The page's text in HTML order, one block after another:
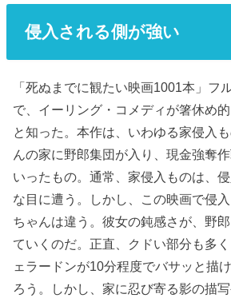
侵入される側が強い
「死ぬまでに観たい映画1001本」フ
で、イーリング・コメディが箸休め
と知った。本作は、いわゆる家侵入
んの家に野郎集団が入り、現金強奪
いったもの。通常、家侵入ものは、
な目に遭う。しかし、この映画で侵
ちゃんは違う。彼女の鈍感さが、野
ていくのだ。正直、クドい部分も多
ェラードンが10分程度でバサッと描
ろう。しかし、家に忍び寄る影の描